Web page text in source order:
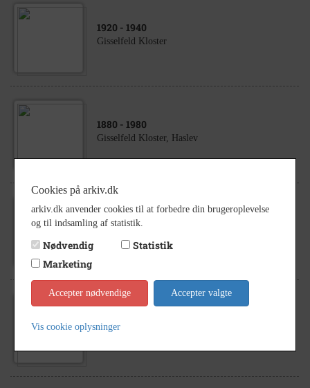
1920 - 1940
Gisselfeld Kloster
1880 - 1980
Gisselfeld Kloster, Haslev
1920- 1940
Gisselfeld Kloster, Haslev
Cookies på arkiv.dk
arkiv.dk anvender cookies til at forbedre din brugeroplevelse
og til indsamling af statistik.
Nødvendig
Statistik
Marketing
Accepter nødvendige Accepter valgte
Vis cookie oplysninger